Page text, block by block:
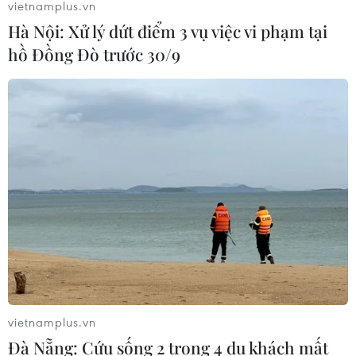
Màn pháo hoa mừng Quốc khánh Mỹ
lập kỷ lục Guinness thế giới
09/08/2026 06:28
09/08/2026 04:23
Nhật Bản: Sạt lở đất khiến gần 400
du khách mắc kẹt
09/08/2026 03:52
vietnamplus.vn
Hà Nội: Xử lý dứt điểm 3 vụ việc vi phạm tại
hồ Đồng Đò trước 30/9
vietnamplus.vn
Đà Nẵng: Cứu sống 2 trong 4 du khách mất